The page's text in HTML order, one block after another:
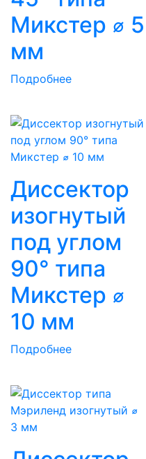
Микстер ⌀ 5
мм
Подробнее
Диссектор
изогнутый
под углом
90° типа
Микстер ⌀
10 мм
Подробнее